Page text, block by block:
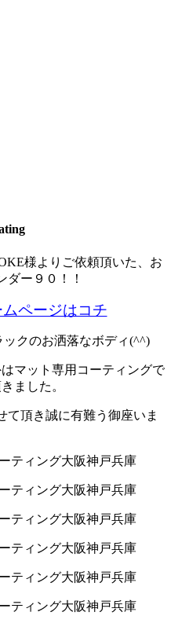
様よりご依頼頂いた、お
ダー９０！！
ページはコチ
クのお洒落なボディ(^^)
マット専用コーティングで
ました。
て頂き誠に有難う御座いま